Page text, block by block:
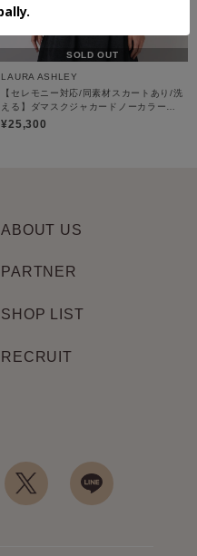
SOLD OUT
LAURA ASHLEY
【セレモニー対応/同素材スカートあり/洗
える】ダマスクジャカードノーカラージ
ャケット
¥25,300
ABOUT US
PARTNER
SHOP LIST
RECRUIT